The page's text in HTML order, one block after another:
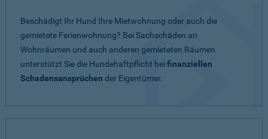
Beschädigt Ihr Hund Ihre Mietwohnung oder auch die
gemietete Ferienwohnung? Bei Sachschäden an
Wohnräumen und auch anderen gemieteten Räumen
unterstützt Sie die Hundehaftpflicht beifinanziellen
Schadensansprüchen der Eigentümer.